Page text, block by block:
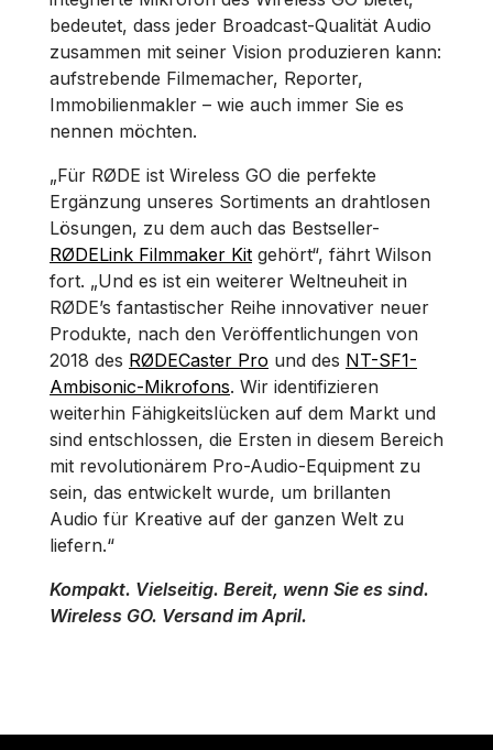
bedeutet, dass jeder Broadcast-Qualität Audio
zusammen mit seiner Vision produzieren kann:
aufstrebende Filmemacher, Reporter,
Immobilienmakler – wie auch immer Sie es
nennen möchten.
„Für RØDE ist Wireless GO die perfekte
Ergänzung unseres Sortiments an drahtlosen
Lösungen, zu dem auch das Bestseller-
RØDELink Filmmaker Kit gehört“, fährt Wilson
fort. „Und es ist ein weiterer Weltneuheit in
RØDE’s fantastischer Reihe innovativer neuer
Produkte, nach den Veröffentlichungen von
2018 des RØDECaster Pro und des NT-SF1-
Ambisonic-Mikrofons. Wir identifizieren
weiterhin Fähigkeitslücken auf dem Markt und
sind entschlossen, die Ersten in diesem Bereich
mit revolutionärem Pro-Audio-Equipment zu
sein, das entwickelt wurde, um brillanten
Audio für Kreative auf der ganzen Welt zu
liefern.“
Kompakt. Vielseitig. Bereit, wenn Sie es sind.
Wireless GO. Versand im April.